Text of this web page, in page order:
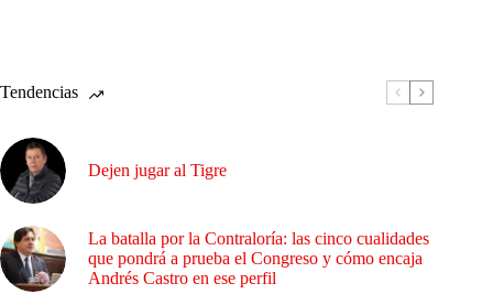
Tendencias
Dejen jugar al Tigre
La batalla por la Contraloría: las cinco cualidades
que pondrá a prueba el Congreso y cómo encaja
Andrés Castro en ese perfil